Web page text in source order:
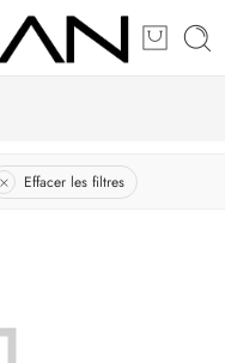
Effacer les filtres